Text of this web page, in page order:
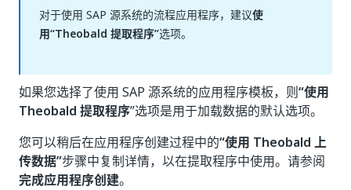
对于使用 SAP 源系统的流程应用程序，建议使
用“Theobald 提取程序”选项。
如果您选择了使用 SAP 源系统的应用程序模板，则“使用
Theobald 提取程序”选项是用于加载数据的默认选项。
您可以稍后在应用程序创建过程中的“使用 Theobald 上
传数据”步骤中复制详情，以在提取程序中使用。请参阅
完成应用程序创建。